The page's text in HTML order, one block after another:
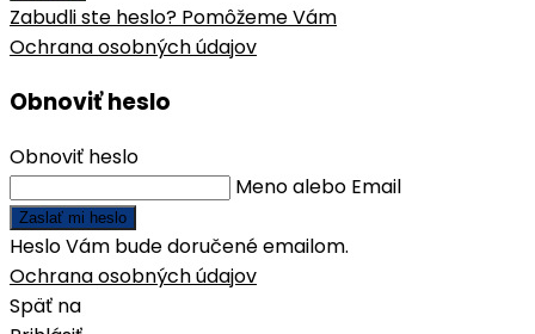
Zabudli ste heslo? Pomôžeme Vám
Ochrana osobných údajov
Obnoviť heslo
Obnoviť heslo
Meno alebo Email
Zaslať mi heslo
Heslo Vám bude doručené emailom.
Ochrana osobných údajov
Späť na